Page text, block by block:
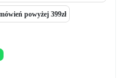
powyżej 399zł